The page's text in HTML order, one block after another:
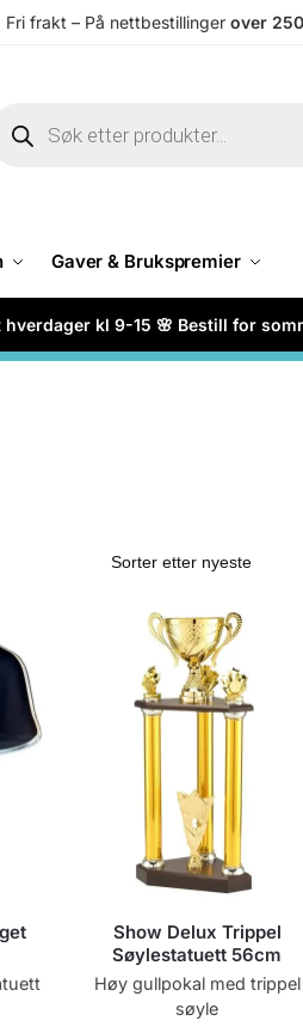
Fri frakt – På nettbestillinger over
Gaver & Brukspremier
kl 9-15 🌸 Bestill for
Show Delux Trippel
Søylestatuett 56cm
Høy gullpokal med trippel
søyle